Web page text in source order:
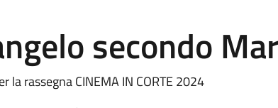
secondo
la rassegna CINEMA IN CORTE 2024